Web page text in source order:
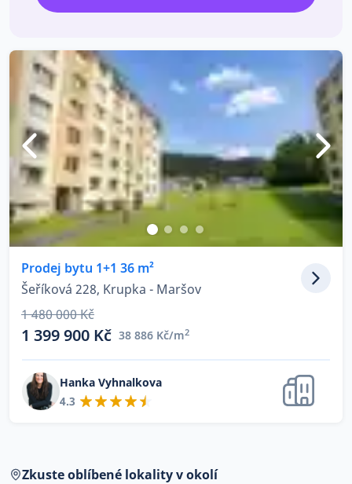
Prodej bytu 1+1 36 m²
Šeříková 228, Krupka - Maršov
1 480 000 Kč
1 399 900 Kč 38 886 Kč/m2
Hanka Vyhnalkova
4.3
Zkuste oblíbené lokality v okolí